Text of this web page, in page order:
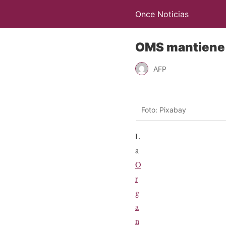
Once Noticias
OMS
AFP
Foto: Pixabay
L
a
O
r
g
a
n